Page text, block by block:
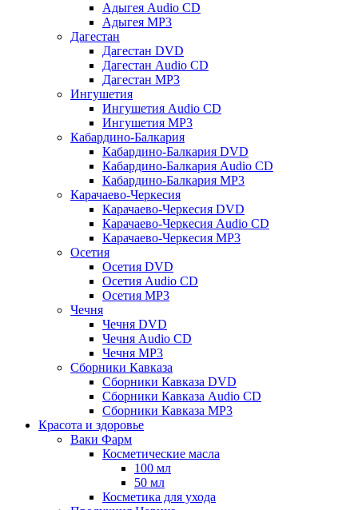
Адыгея Audio CD
Адыгея MP3
Дагестан
Дагестан DVD
Дагестан Audio CD
Дагестан MP3
Ингушетия
Ингушетия Audio CD
Ингушетия MP3
Кабардино-Балкария
Кабардино-Балкария DVD
Кабардино-Балкария Audio CD
Кабардино-Балкария MP3
Карачаево-Черкесия
Карачаево-Черкесия DVD
Карачаево-Черкесия Audio CD
Карачаево-Черкесия MP3
Осетия
Осетия DVD
Осетия Audio CD
Осетия MP3
Чечня
Чечня DVD
Чечня Audio CD
Чечня MP3
Сборники Кавказа
Сборники Кавказа DVD
Сборники Кавказа Audio CD
Сборники Кавказа MP3
Красота и здоровье
Ваки Фарм
Косметические масла
100 мл
50 мл
Косметика для ухода